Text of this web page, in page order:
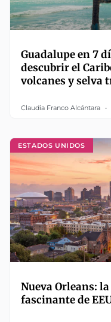
Guadalupe en 7
descubrir el
volcanes y selva
Claudia Franco Alcántara
ESTADOS UNIDOS
Nueva Orleans:
fascinante de